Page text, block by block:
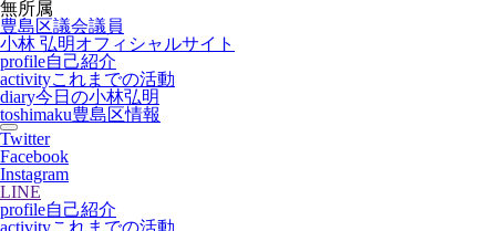
無所属
豊島区議会議員
小林 弘明オフィシャルサイト
profile自己紹介
activityこれまでの活動
diary今日の小林弘明
toshimaku豊島区情報
Twitter
Facebook
Instagram
LINE
profile自己紹介
activityこれまでの活動